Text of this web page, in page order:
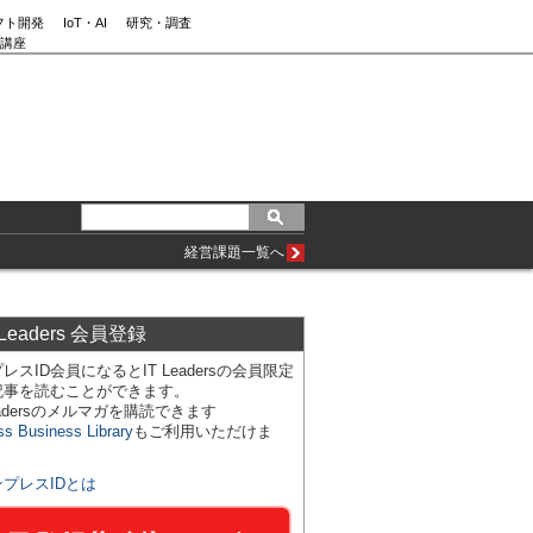
ト開発 IoT・AI
研究・調査
座
経営課題一覧へ
会員登録
スID会員になるとIT Leadersの会員限定
を読むことができます。
のメルマガを購読できます
Business Libraryもご利用いただけま
プレスIDとは